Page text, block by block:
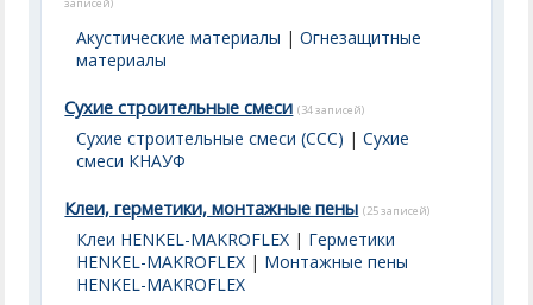
записей)
Акустические материалы |Огнезащитные
материалы
Сухие строительные смеси (34 записей)
Сухие строительные смеси (ССС) |Сухие
смеси КНАУФ
Клеи, герметики, монтажные пены (25 записей)
Клеи HENKEL-MAKROFLEX | Герметики
HENKEL-MAKROFLEX | Монтажные пены
HENKEL-MAKROFLEX